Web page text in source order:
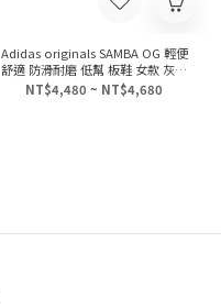
Adidas originals SAMBA OG 輕便
舒適 防滑耐磨 低幫 板鞋 女款 灰色
IH337 附超可愛小花花品牌鞋飾<3
NT$4,480 ~ NT$4,680